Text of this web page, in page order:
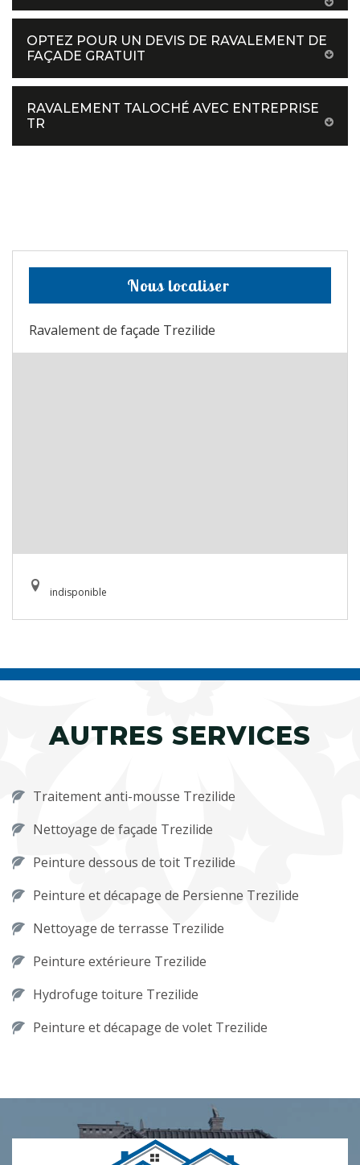
OPTEZ POUR UN DEVIS DE RAVALEMENT DE
FAÇADE GRATUIT
RAVALEMENT TALOCHÉ AVEC ENTREPRISE
TR
Nous localiser
Ravalement de façade Trezilide
indisponible
AUTRES SERVICES
Traitement anti-mousse Trezilide
Nettoyage de façade Trezilide
Peinture dessous de toit Trezilide
Peinture et décapage de Persienne Trezilide
Nettoyage de terrasse Trezilide
Peinture extérieure Trezilide
Hydrofuge toiture Trezilide
Peinture et décapage de volet Trezilide